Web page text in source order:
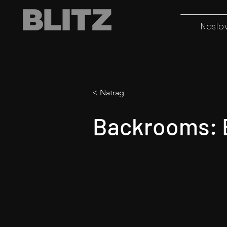
< Natrag
Backrooms: